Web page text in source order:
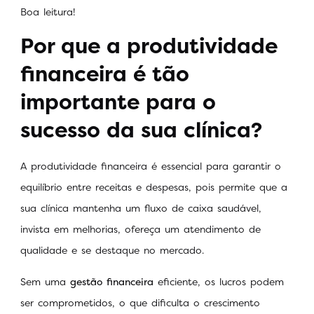
Boa leitura!
Por que a produtividade
financeira é tão
importante para o
sucesso da sua clínica?
A produtividade financeira é essencial para garantir o
equilíbrio entre receitas e despesas, pois permite que a
sua clínica mantenha um fluxo de caixa saudável,
invista em melhorias, ofereça um atendimento de
qualidade e se destaque no mercado.
Sem uma gestão financeira eficiente, os lucros podem
ser comprometidos, o que dificulta o crescimento